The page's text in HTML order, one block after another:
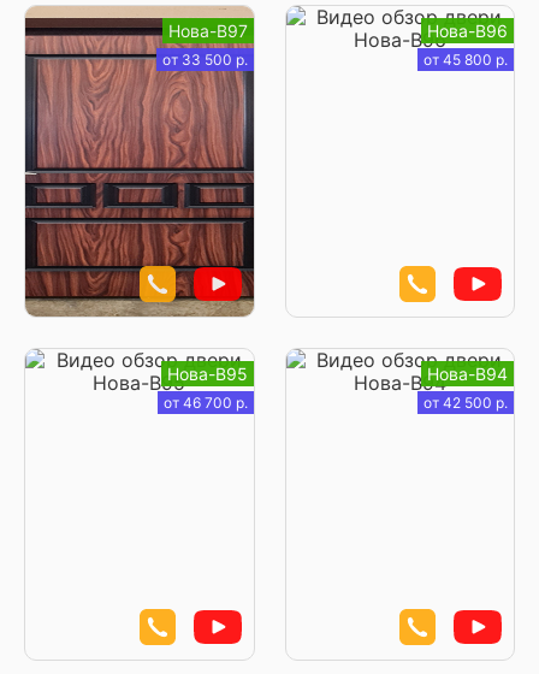
Нова-В97
от 33 500 р.
Нова-В96
от 45 800 р.
Нова-В95
от 46 700 р.
Нова-В94
от 42 500 р.